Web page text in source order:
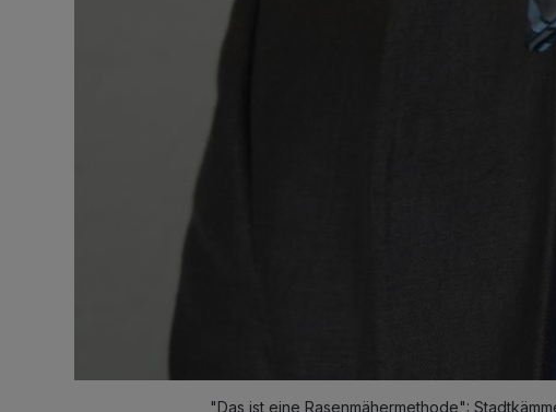
"Das ist eine Rasenmähermethode":